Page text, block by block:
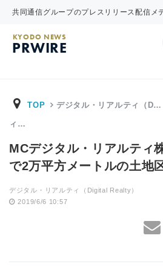
共同通信グループのプレスリリース配信メ
KYODO NEWS
PRWIRE
TOP デジタル・リアルティ（D…
ィ…
MCデジタル・リアルティ
で2万平方メートルの土地
デジタル・リアルティ（Digital Realty）
2019/6/6 10:57